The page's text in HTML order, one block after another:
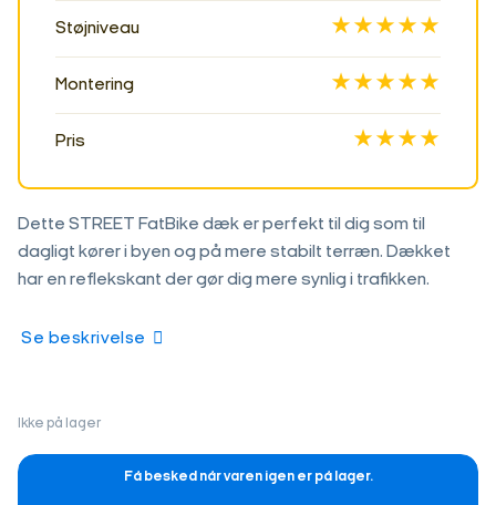
Støjniveau ★★★★★
Montering ★★★★★
Pris ★★★★
Dette STREET FatBike dæk er perfekt til dig som til
dagligt kører i byen og på mere stabilt terræn. Dækket
har en reflekskant der gør dig mere synlig i trafikken.
Se beskrivelse
Ikke på lager
Få besked når varen igen er på lager.